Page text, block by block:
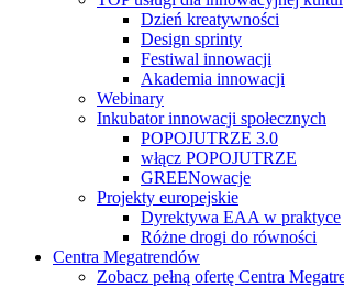
Dzień kreatywności
Design sprinty
Festiwal innowacji
Akademia innowacji
Webinary
Inkubator innowacji społecznych
POPOJUTRZE 3.0
włącz POPOJUTRZE
GREENowacje
Projekty europejskie
Dyrektywa EAA w praktyce
Różne drogi do równości
Centra Megatrendów
Zobacz pełną ofertę Centra